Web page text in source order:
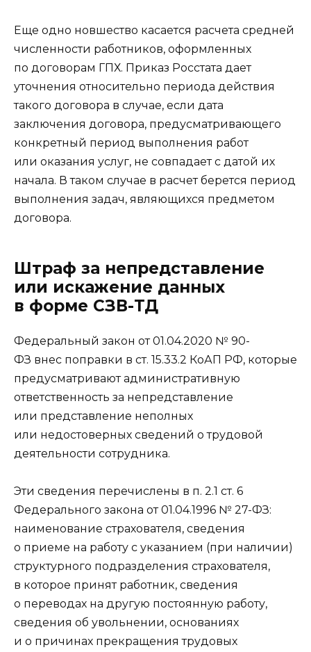
Еще одно новшество касается расчета средней
численности работников, оформленных
по договорам ГПХ. Приказ Росстата дает
уточнения относительно периода действия
такого договора в случае, если дата
заключения договора, предусматривающего
конкретный период выполнения работ
или оказания услуг, не совпадает с датой их
начала. В таком случае в расчет берется период
выполнения задач, являющихся предметом
договора.
Штраф за непредставление
или искажение данных
в форме СЗВ-ТД
Федеральный закон от 01.04.2020 № 90-
ФЗ внес поправки в ст. 15.33.2 КоАП РФ, которые
предусматривают административную
ответственность за непредставление
или представление неполных
или недостоверных сведений о трудовой
деятельности сотрудника.
Эти сведения перечислены в п. 2.1 ст. 6
Федерального закона от 01.04.1996 № 27-ФЗ:
наименование страхователя, сведения
о приеме на работу с указанием (при наличии)
структурного подразделения страхователя,
в которое принят работник, сведения
о переводах на другую постоянную работу,
сведения об увольнении, основаниях
и о причинах прекращения трудовых